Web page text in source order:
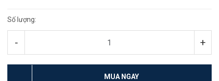
Số lượng:
- +
MUA NGAY